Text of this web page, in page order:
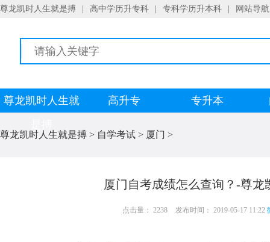
尊龙凯时人生就是搏 高中学历升专科 专科学历升本科 网站导航
尊龙凯时人生就
高升专 专升本
尊龙凯时人生就是搏 > 自学考试 > 厦门 >
厦门自考成绩怎么查询？-尊龙
点击量： 2238 发布时间： 2019-05-17 11:22